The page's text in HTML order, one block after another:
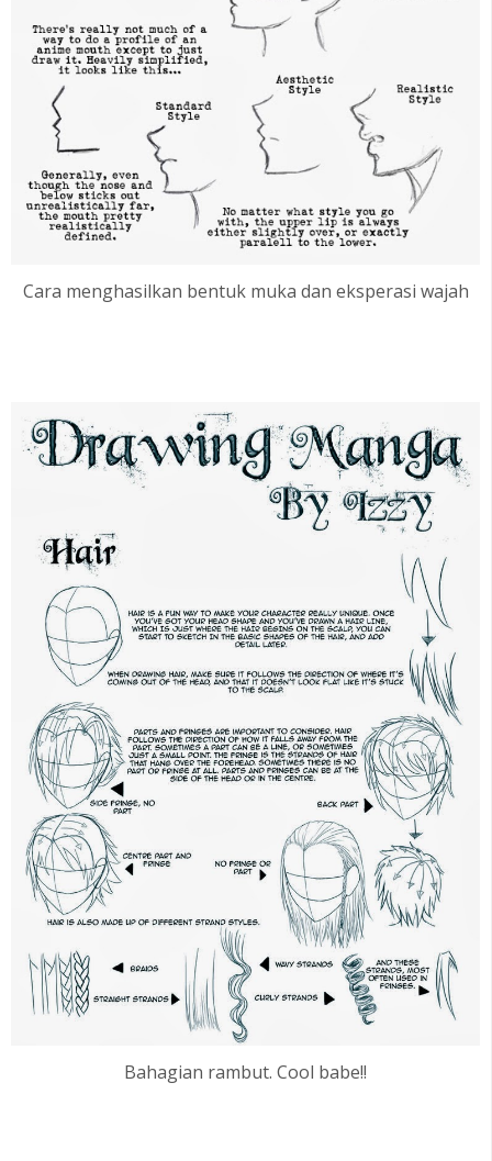
Cara menghasilkan bentuk muka dan eksperasi wajah
Bahagian rambut. Cool babe!!